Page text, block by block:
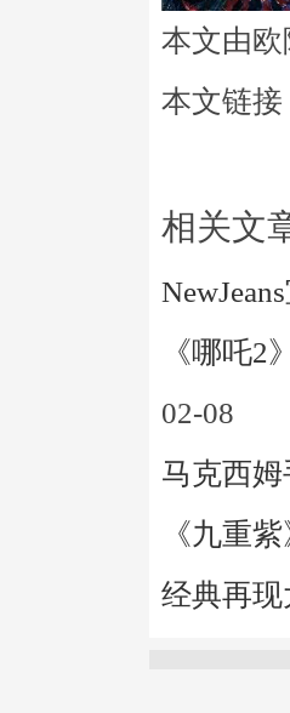
本文由
本文链接
相关文
《哪吒
02-08
马克西
《九重
经典再